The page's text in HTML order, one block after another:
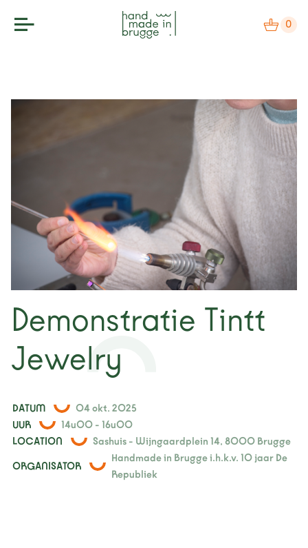
0
makers
agenda
over
nieuws
contact
Demonstratie Tintt
Jewelry
DATUM
04 okt. 2025
UUR
14u00 - 16u00
LOCATION
Sashuis - Wijngaardplein 14, 8000 Brugge
ORGANISATOR
Handmade in Brugge i.h.k.v. 10 jaar De
Republiek